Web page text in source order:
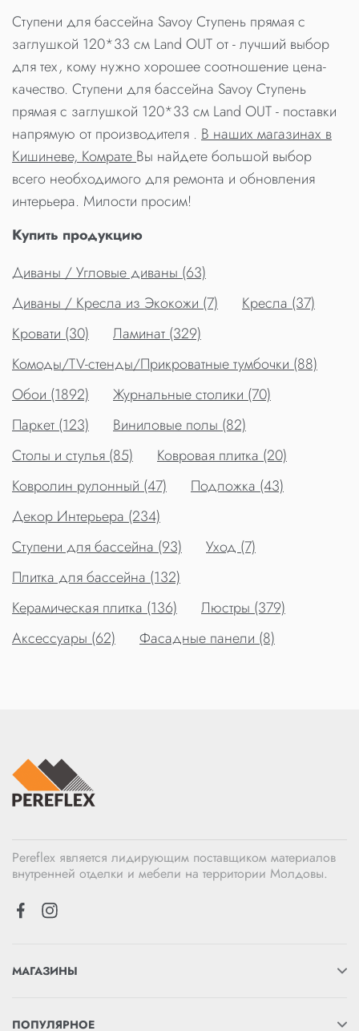
Ступени для бассейна Savoy Ступень прямая с
заглушкой 120*33 см Land OUT от - лучший выбор
для тех, кому нужно хорошее соотношение цена-
качество. Ступени для бассейна Savoy Ступень
прямая с заглушкой 120*33 см Land OUT - поставки
напрямую от производителя . В наших магазинах в
Кишиневе, КомратеВы найдете большой выбор
всего необходимого для ремонта и обновления
интерьера. Милости просим!
Купить продукцию
Диваны / Угловые диваны (63)
Диваны / Кресла из Экокожи (7)
Кресла (37)
Кровати (30)
Ламинат (329)
Комоды/TV-стенды/Прикроватные тумбочки (88)
Обои (1892)
Журнальные столики (70)
Паркет (123)
Виниловые полы (82)
Столы и стулья (85)
Ковровая плитка (20)
Ковролин рулонный (47)
Подложка (43)
Декор Интерьера (234)
Ступени для бассейна (93)
Уход (7)
Плитка для бассейна (132)
Керамическая плитка (136)
Люстры (379)
Аксессуары (62)
Фасадные панели (8)
Pereflex является лидирующим поставщиком материалов
внутренней отделки и мебели на территории Молдовы.
МАГАЗИНЫ
ПОПУЛЯРНОЕ